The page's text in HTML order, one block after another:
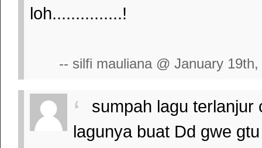
loh...............!
-- silfi mauliana @ January 19th,
sumpah lagu
lagunya buat Dd gwe gtu